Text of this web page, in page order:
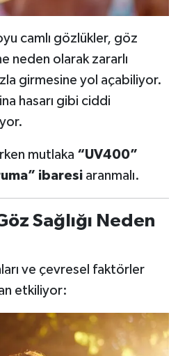
camlı gözlükler, göz
neden olarak zararlı
girmesine yol açabiliyor.
hasarı gibi ciddi
mutlaka “UV400”
ibaresiaranmalı.
Sağlığı Neden
ve çevresel faktörler
etkiliyor: